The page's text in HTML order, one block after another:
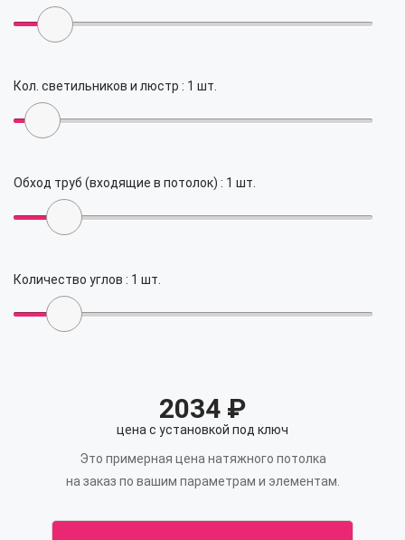
Кол. светильников и люстр : 1 шт.
Обход труб (входящие в потолок) : 1 шт.
Количество углов : 1 шт.
2034 ₽
цена с установкой под ключ
Это примерная цена натяжного потолка
на заказ по вашим параметрам и элементам.